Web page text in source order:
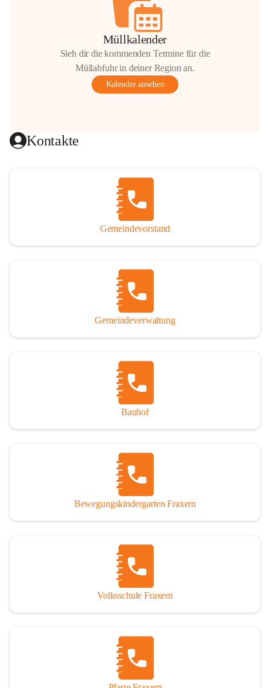
Müllkalender
Sieh dir die kommenden Termine für die
Müllabfuhr in deiner Region an.
Kalender ansehen
Kontakte
Gemeindevorstand
Gemeindeverwaltung
Bauhof
Bewegungskindergarten Fraxern
Volksschule Fraxern